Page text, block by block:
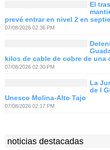
El
prevé entrar en nivel 2 en
07/08/2026 02:36 PM
kilos de cable de cobre de una
07/08/2026 02:30 PM
La
de l
Unesco Molina-Alto Tajo
07/08/2026 02:17 PM
noticias destacadas